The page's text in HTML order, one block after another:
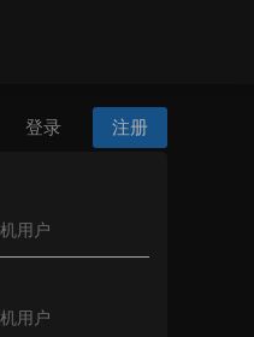
登录 注册
用户
用户